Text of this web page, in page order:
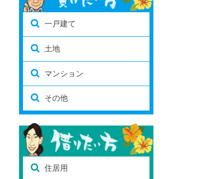
一戸建て
土地
マンション
その他
住居用